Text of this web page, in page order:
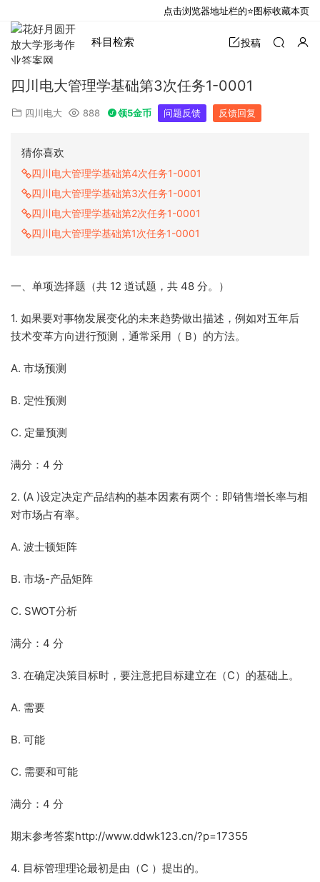
科目检索 投稿
四川电大管理学基础第3次任务1-0001
四川电大 888 领5金币 问题反馈 反馈回复
猜你喜欢
四川电大管理学基础第4次任务1-0001
四川电大管理学基础第3次任务1-0001
四川电大管理学基础第2次任务1-0001
四川电大管理学基础第1次任务1-0001
一、单项选择题（共 12 道试题，共 48 分。）
1. 如果要对事物发展变化的未来趋势做出描述，例如对五年后
技术变革方向进行预测，通常采用（ B）的方法。
A. 市场预测
B. 定性预测
C. 定量预测
满分：4 分
2. (A )设定决定产品结构的基本因素有两个：即销售增长率与相
对市场占有率。
A. 波士顿矩阵
B. 市场-产品矩阵
C. SWOT分析
满分：4 分
3. 在确定决策目标时，要注意把目标建立在（C）的基础上。
A. 需要
B. 可能
C. 需要和可能
满分：4 分
期末参考答案http://www.ddwk123.cn/?p=17355
4. 目标管理理论最初是由（C ）提出的。
点击浏览器地址栏的⭐图标收藏本页